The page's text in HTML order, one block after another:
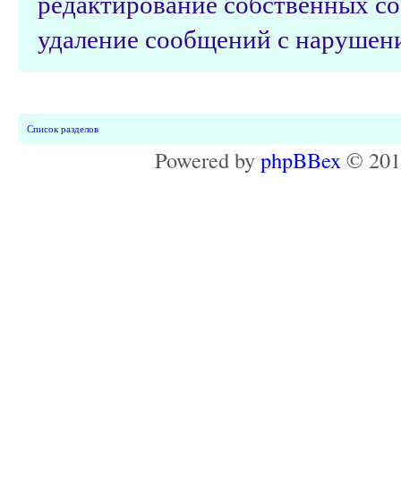
удаление сообщений с
Список разделов
Powered byphpBBex ©